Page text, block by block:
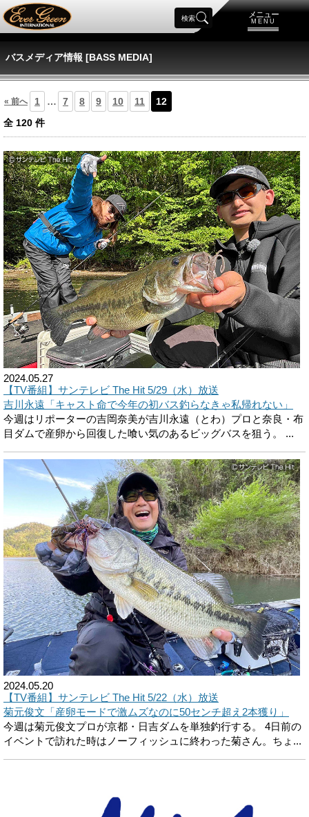
メニュー
MENU
検索
バスメディア情報 [BASS MEDIA]
« 前へ 1 … 7 8 9 10 11
12
全 120 件
2024.05.27
【TV番組】サンテレビ The Hit 5/29（水）放送
吉川永遠「キャスト命で今年の初バス釣らなきゃ私帰れない」
今週はリポーターの吉岡奈美が吉川永遠（とわ）プロと奈良・布
目ダムで産卵から回復した喰い気のあるビッグバスを狙う。 ...
2024.05.20
【TV番組】サンテレビ The Hit 5/22（水）放送
菊元俊文「産卵モードで激ムズなのに50センチ超え2本獲り」
今週は菊元俊文プロが京都・日吉ダムを単独釣行する。 4日前の
イベントで訪れた時はノーフィッシュに終わった菊さん。ちょ...